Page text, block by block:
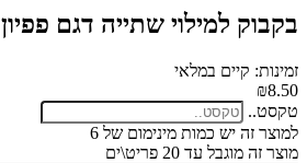
בקבוק למילוי שתייה דגם פפיון
זמינות: קיים במלאי
₪8.50
טקסט..
למוצר זה יש כמות מינימום של 6
מוצר זה מוגבל עד 20 פריט\ים